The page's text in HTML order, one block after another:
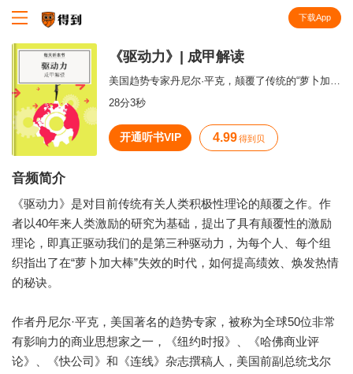
下载App
《驱动力》| 成甲解读
美国趋势专家丹尼尔·平克，颠覆了传统的“萝卜加大棒”的奖罚激励理念，将告诉你一个令人惊讶的真相：是什么在激励着你？
28分3秒
开通听书VIP 4.99 得到贝
音频简介
《驱动力》是对目前传统有关人类积极性理论的颠覆之作。作
者以40年来人类激励的研究为基础，提出了具有颠覆性的激励
理论，即真正驱动我们的是第三种驱动力，为每个人、每个组
织指出了在“萝卜加大棒”失效的时代，如何提高绩效、焕发热情
的秘诀。
作者丹尼尔·平克，美国著名的趋势专家，被称为全球50位非常
有影响力的商业思想家之一，《纽约时报》、《哈佛商业评
论》、《快公司》和《连线》杂志撰稿人，美国前副总统戈尔